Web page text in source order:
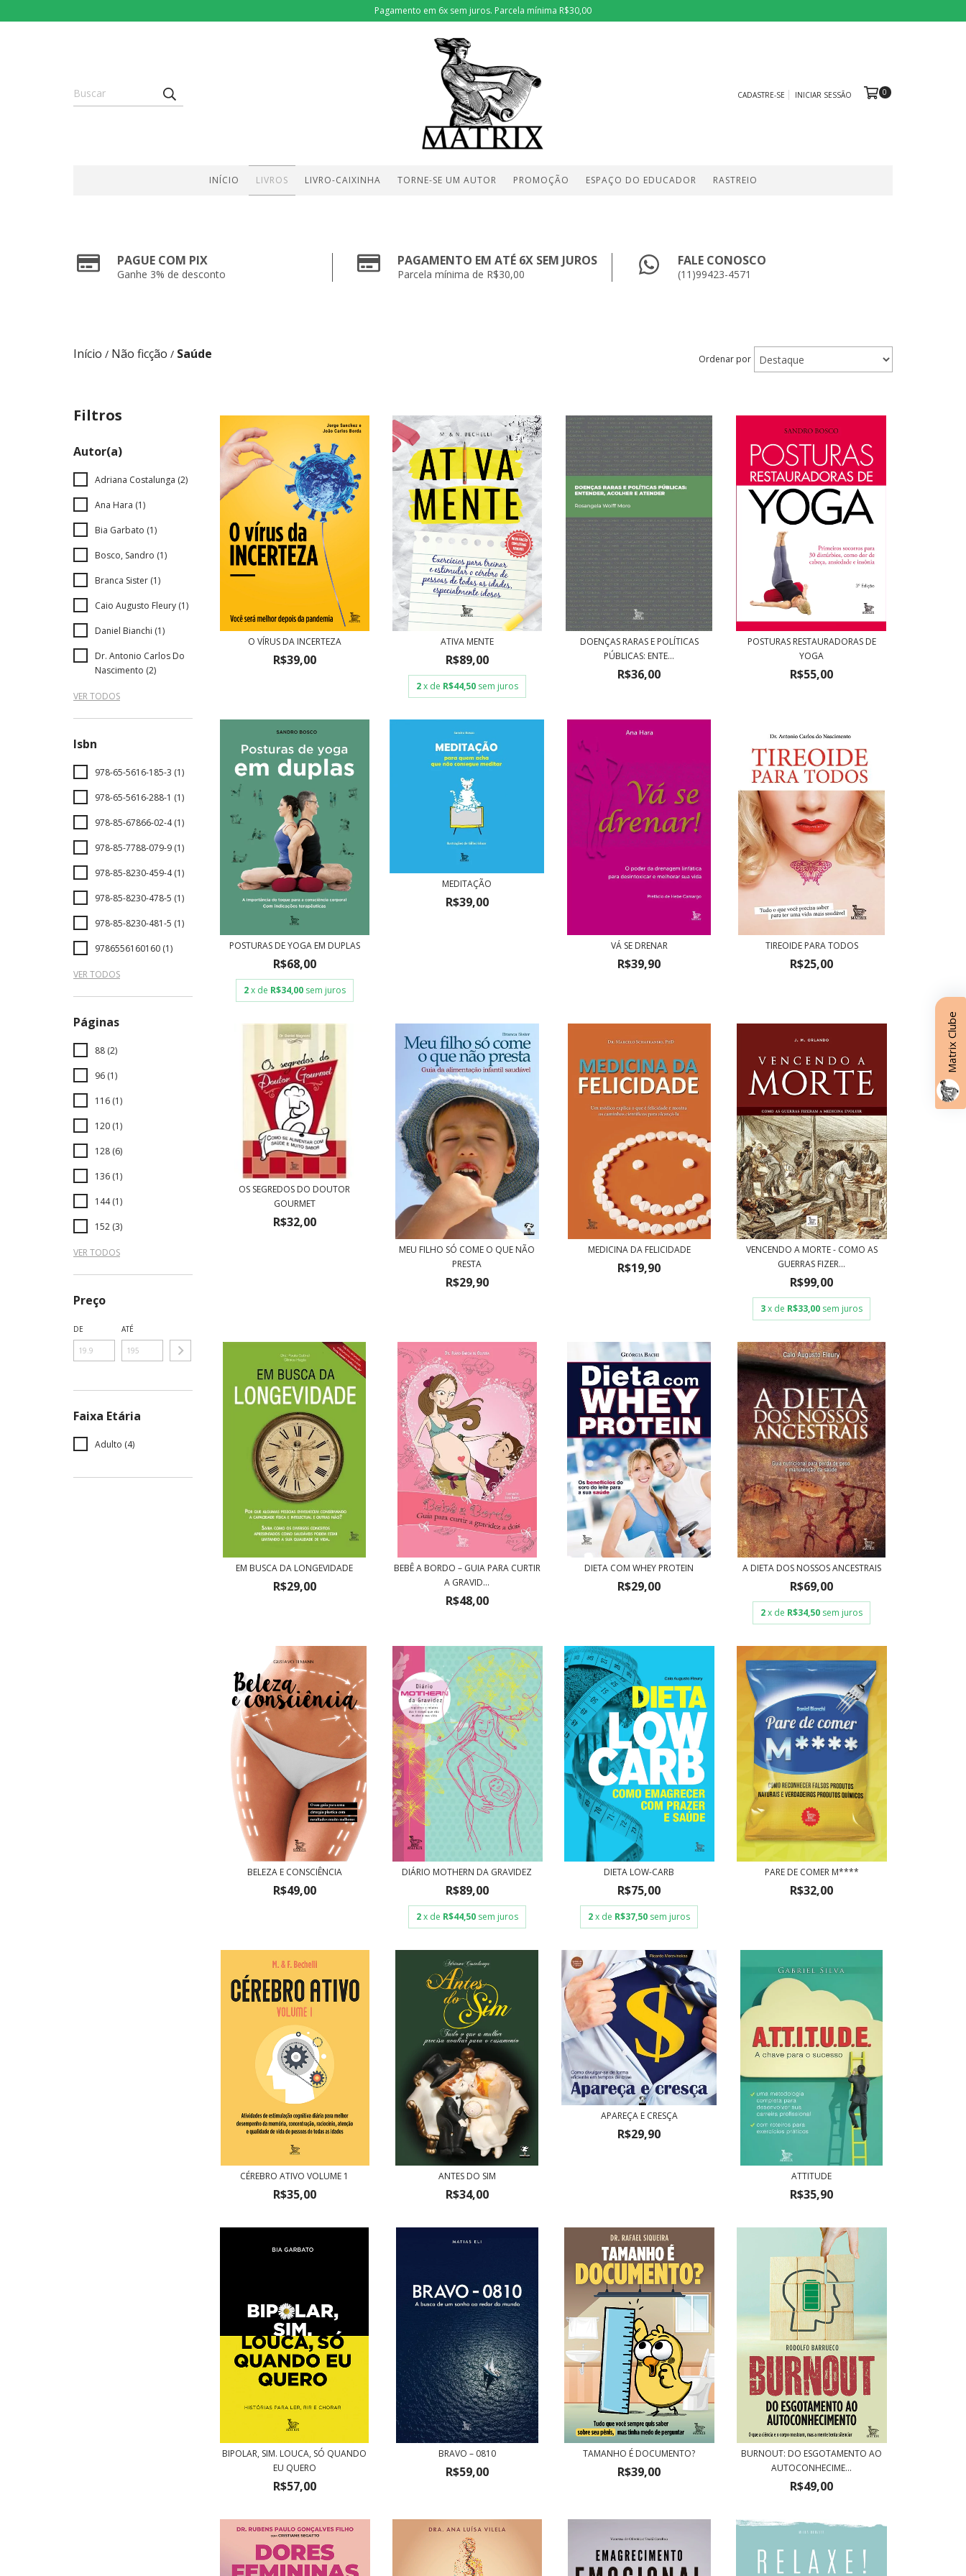
Pagamento em 6x sem juros. Parcela mínima R$30,00
CADASTRE-SE INICIAR SESSÃO 0
INÍCIO LIVROS LIVRO-CAIXINHA TORNE-SE UM AUTOR PROMOÇÃO ESPAÇO DO EDUCADOR RASTREIO
PAGUE COM PIX
Ganhe 3% de desconto
PAGAMENTO EM ATÉ 6X SEM JUROS
Parcela mínima de R$30,00
FALE CONOSCO
(11)99423-4571
Início / Não ficção / Saúde Ordenar por
Filtros
Autor(a)
Adriana Costalunga (2)
Ana Hara (1)
Bia Garbato (1)
Bosco, Sandro (1)
Branca Sister (1)
Caio Augusto Fleury (1)
Daniel Bianchi (1)
Dr. Antonio Carlos Do
Nascimento (2)
VER TODOS
Isbn
978-65-5616-185-3 (1)
978-65-5616-288-1 (1)
978-85-67866-02-4 (1)
978-85-7788-079-9 (1)
978-85-8230-459-4 (1)
978-85-8230-478-5 (1)
978-85-8230-481-5 (1)
9786556160160 (1)
VER TODOS
Páginas
88 (2)
96 (1)
116 (1)
120 (1)
128 (6)
136 (1)
144 (1)
152 (3)
VER TODOS
Preço
DE ATÉ
Faixa Etária
Adulto (4)
O VÍRUS DA INCERTEZA
R$39,00
ATIVA MENTE
R$89,00
2 x de R$44,50 sem juros
DOENÇAS RARAS E POLÍTICAS
PÚBLICAS: ENTE...
R$36,00
POSTURAS RESTAURADORAS DE
YOGA
R$55,00
POSTURAS DE YOGA EM DUPLAS
R$68,00
2x de R$34,00 sem juros
MEDITAÇÃO
R$39,00
VÁ SE DRENAR
R$39,90
TIREOIDE PARA TODOS
R$25,00
OS SEGREDOS DO DOUTOR
GOURMET
R$32,00
MEU FILHO SÓ COME O QUE NÃO
PRESTA
R$29,90
MEDICINA DA FELICIDADE
R$19,90
VENCENDO A MORTE - COMO AS
GUERRAS FIZER...
R$99,00
3x de R$33,00 sem juros
EM BUSCA DA LONGEVIDADE
R$29,00
BEBÊ A BORDO – GUIA PARA CURTIR
A GRAVID...
R$48,00
DIETA COM WHEY PROTEIN
R$29,00
A DIETA DOS NOSSOS ANCESTRAIS
R$69,00
2x de R$34,50 sem juros
BELEZA E CONSCIÊNCIA
R$49,00
DIÁRIO MOTHERN DA GRAVIDEZ
R$89,00
2 x de R$44,50 sem juros
DIETA LOW-CARB
R$75,00
2x de R$37,50 sem juros
PARE DE COMER M****
R$32,00
CÉREBRO ATIVO VOLUME 1
R$35,00
ANTES DO SIM
R$34,00
APAREÇA E CRESÇA
R$29,90
ATTITUDE
R$35,90
BIPOLAR, SIM. LOUCA, SÓ QUANDO
EU QUERO
R$57,00
BRAVO – 0810
R$59,00
TAMANHO É DOCUMENTO?
R$39,00
BURNOUT: DO ESGOTAMENTO AO
AUTOCONHECIME...
R$49,00
Matrix Clube